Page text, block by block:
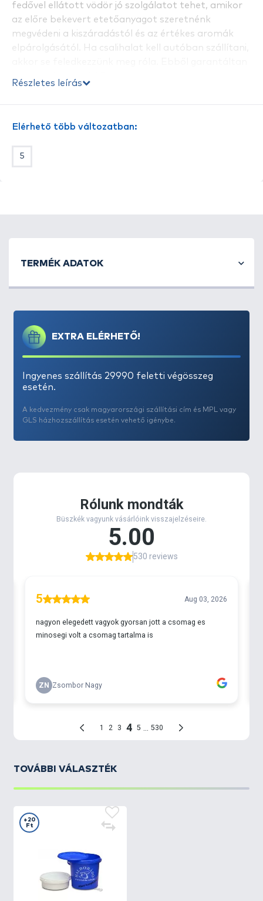
fedővel ellátott vödör jó szolgálatot tehet, amikor
az előre bekevert etetőanyagot szeretnénk
megvédeni a kiszáradástól és az értékes aromák
elpárolgásától. Ha csalihalat kell autóban szállítani,
Részletes leírás
Elérhető több változatban:
5
EXTRA ELÉRHETŐ!
Ingyenes szállítás 29990 feletti végösszeg
esetén.
A kedvezmény csak magyarországi szállítási cím és MPL vagy
GLS házhozszállítás esetén vehető igénybe.
TOVÁBBI VÁLASZTÉK
+20
Ft
TERMÉK ADATOK